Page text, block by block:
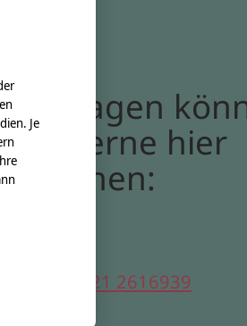
Bei Fragen
uns gerne hier
erreichen:
0221 2616939
Je